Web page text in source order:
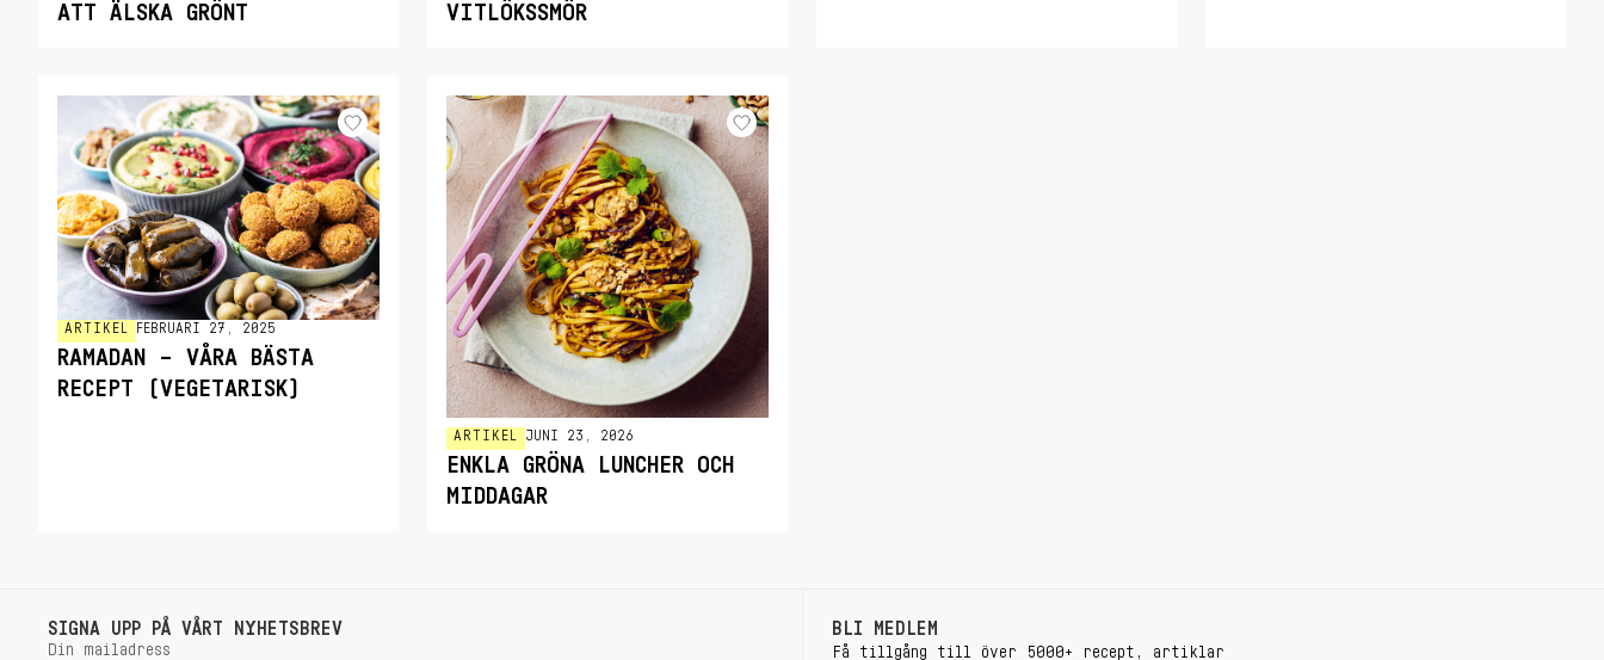
ATT ÄLSKA GRÖNT
VITLÖKSSMÖR
ARTIKEL FEBRUARI 27, 2025
RAMADAN – VÅRA BÄSTA
RECEPT (VEGETARISK)
ARTIKEL JUNI 23, 2026
ENKLA GRÖNA LUNCHER OCH
MIDDAGAR
SIGNA UPP PÅ VÅRT NYHETSBREV BLI MEDLEM
Få tillgång till över 5000+ recept, artiklar